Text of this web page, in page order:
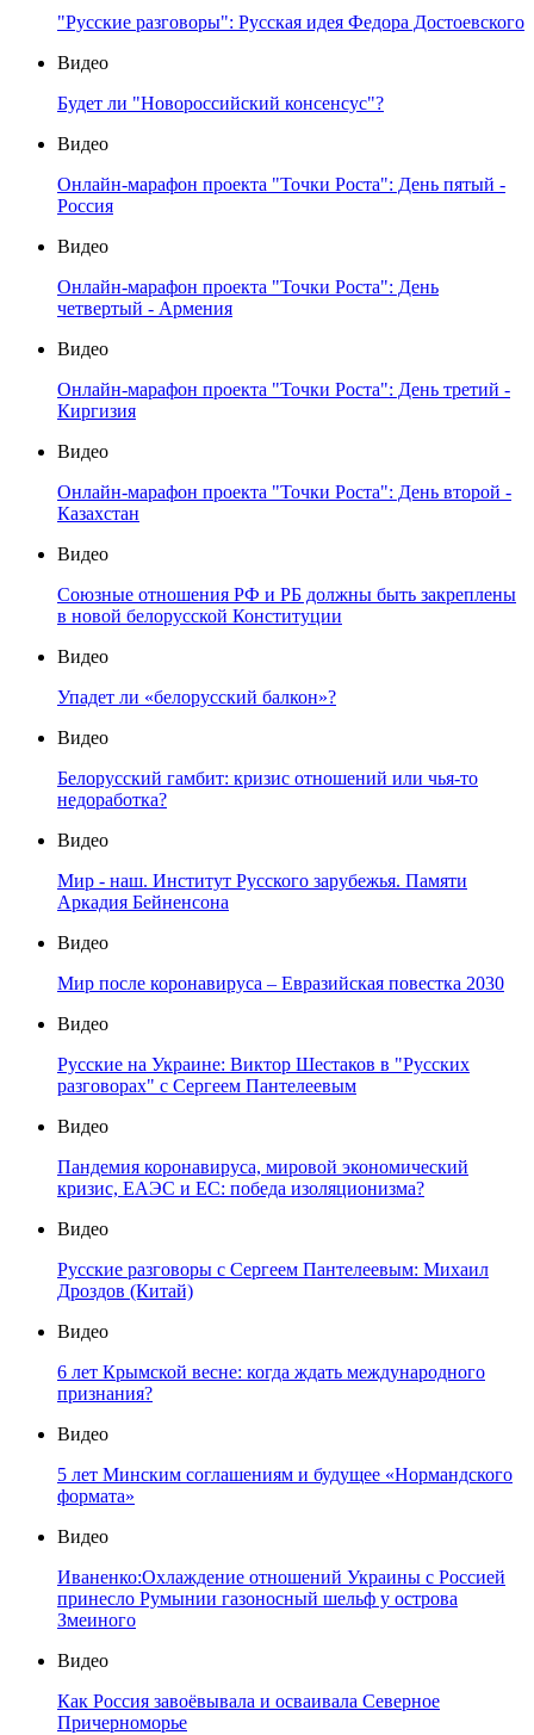
"Русские разговоры": Русская идея Федора Достоевского
Видео
Будет ли "Новороссийский консенсус"?
Видео
Онлайн-марафон проекта "Точки Роста": День пятый -
Россия
Видео
Онлайн-марафон проекта "Точки Роста": День
четвертый - Армения
Видео
Онлайн-марафон проекта "Точки Роста": День третий -
Киргизия
Видео
Онлайн-марафон проекта "Точки Роста": День второй -
Казахстан
Видео
Союзные отношения РФ и РБ должны быть закреплены
в новой белорусской Конституции
Видео
Упадет ли «белорусский балкон»?
Видео
Белорусский гамбит: кризис отношений или чья-то
недоработка?
Видео
Мир - наш. Институт Русского зарубежья. Памяти
Аркадия Бейненсона
Видео
Мир после коронавируса – Евразийская повестка 2030
Видео
Русские на Украине: Виктор Шестаков в "Русских
разговорах" с Сергеем Пантелеевым
Видео
Пандемия коронавируса, мировой экономический
кризис, ЕАЭС и ЕС: победа изоляционизма?
Видео
Русские разговоры с Сергеем Пантелеевым: Михаил
Дроздов (Китай)
Видео
6 лет Крымской весне: когда ждать международного
признания?
Видео
5 лет Минским соглашениям и будущее «Нормандского
формата»
Видео
Иваненко:Охлаждение отношений Украины с Россией
принесло Румынии газоносный шельф у острова
Змеиного
Видео
Как Россия завоёвывала и осваивала Северное
Причерноморье